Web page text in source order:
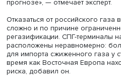
российскому газу. Одна из
США и Катара. Однако,
свою зависимость от
получится. Во многом из-за
значительную долю не
газа, но и в поставках СПГ в